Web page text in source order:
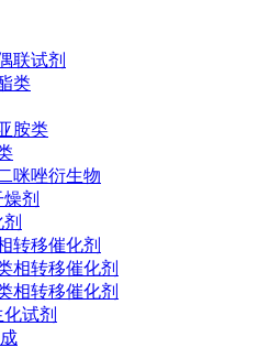
联试剂
类
胺类
咪唑衍生物
剂
转移催化剂
相转移催化剂
相转移催化剂
试剂